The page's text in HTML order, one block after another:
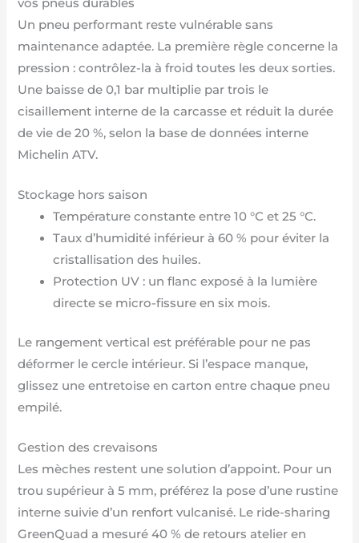
vos pneus durables
Un pneu performant reste vulnérable sans
maintenance adaptée. La première règle concerne la
pression : contrôlez-la à froid toutes les deux sorties.
Une baisse de 0,1 bar multiplie par trois le
cisaillement interne de la carcasse et réduit la durée
de vie de 20 %, selon la base de données interne
Michelin ATV.
Stockage hors saison
Température constante entre 10 °C et 25 °C.
Taux d’humidité inférieur à 60 % pour éviter la
cristallisation des huiles.
Protection UV : un flanc exposé à la lumière
directe se micro-fissure en six mois.
Le rangement vertical est préférable pour ne pas
déformer le cercle intérieur. Si l’espace manque,
glissez une entretoise en carton entre chaque pneu
empilé.
Gestion des crevaisons
Les mèches restent une solution d’appoint. Pour un
trou supérieur à 5 mm, préférez la pose d’une rustine
interne suivie d’un renfort vulcanisé. Le ride-sharing
GreenQuad a mesuré 40 % de retours atelier en